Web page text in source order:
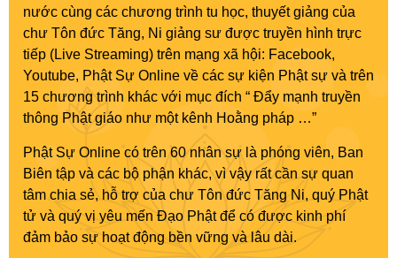
nước cùng các chương trình tu học, thuyết giảng của
chư Tôn đức Tăng, Ni giảng sư được truyền hình trực
tiếp (Live Streaming) trên mạng xã hội: Facebook,
Youtube, Phật Sự Online về các sự kiện Phật sự và trên
15 chương trình khác với mục đích “ Đẩy mạnh truyền
thông Phật giáo như một kênh Hoằng pháp …”
Phật Sự Online có trên 60 nhân sự là phóng viên, Ban
Biên tập và các bộ phận khác, vì vậy rất cần sự quan
tâm chia sẻ, hỗ trợ của chư Tôn đức Tăng Ni, quý Phật
tử và quý vị yêu mến Đạo Phật để có được kinh phí
đảm bảo sự hoạt động bền vững và lâu dài.